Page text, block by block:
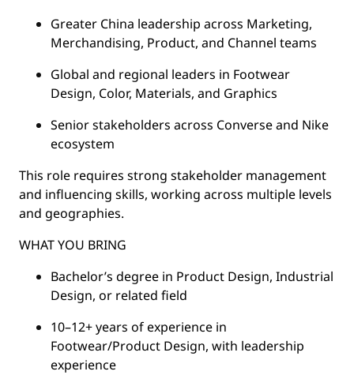
Greater China leadership across Marketing,
Merchandising, Product, and Channel teams
Global and regional leaders in Footwear
Design, Color, Materials, and Graphics
Senior stakeholders across Converse and Nike
ecosystem
This role requires strong stakeholder management
and influencing skills, working across multiple levels
and geographies.
WHAT YOU BRING
Bachelor’s degree in Product Design, Industrial
Design, or related field
10–12+ years of experience in
Footwear/Product Design, with leadership
experience